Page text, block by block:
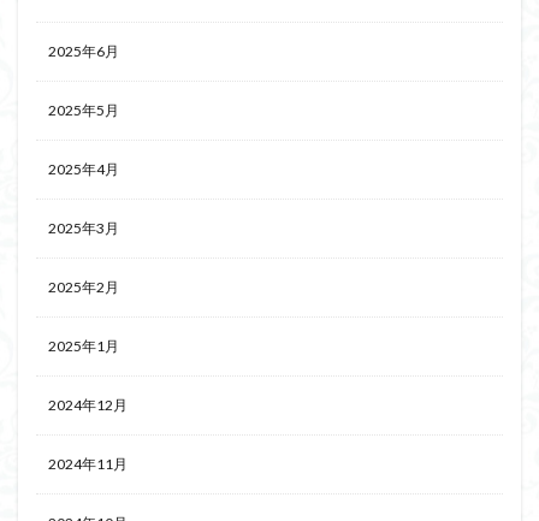
2025年6月
2025年5月
2025年4月
2025年3月
2025年2月
2025年1月
2024年12月
2024年11月